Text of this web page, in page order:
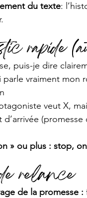
du texte:
rapide
puis-je dire
parle vraiment mon
veut X,
d’arrivée
» ou plus : stop,
relance
de la promesse :